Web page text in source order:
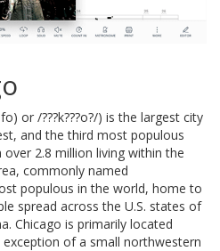
or /???k???o?/) is the largest city
and the third most populous
2.8 million living within the
commonly named
populous in the world, home to
spread across the U.S. states of
Chicago is primarily located
of a small northwestern